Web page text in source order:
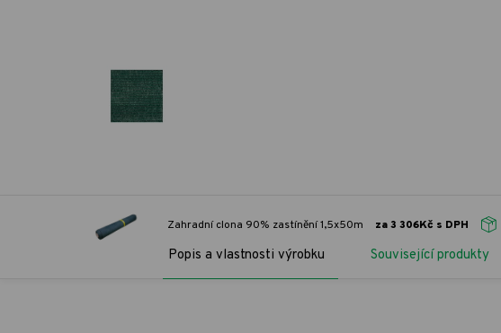
Zahradní clona 90% zastínění 1,5x50m za 3 306Kč s DPH
Popis a vlastnosti výrobku Související produkty